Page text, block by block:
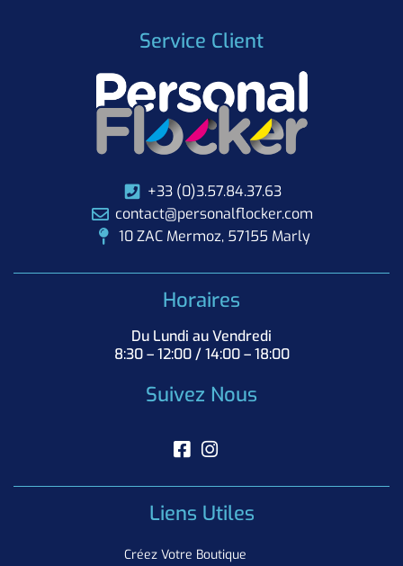
Service Client
+33 (0)3.57.84.37.63
contact@personalflocker.com
10 ZAC Mermoz, 57155 Marly
Horaires
Du Lundi au Vendredi
8:30 – 12:00 / 14:00 – 18:00
Suivez Nous
Liens Utiles
Créez Votre Boutique